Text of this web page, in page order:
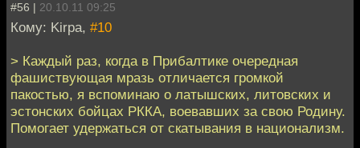
#56 | 20.10.11 09:25
Кому: Kirpa, #10
> Каждый раз, когда в Прибалтике очередная
фашиствующая мразь отличается громкой
пакостью, я вспоминаю о латышских, литовских и
эстонских бойцах РККА, воевавших за свою Родину.
Помогает удержаться от скатывания в национализм.